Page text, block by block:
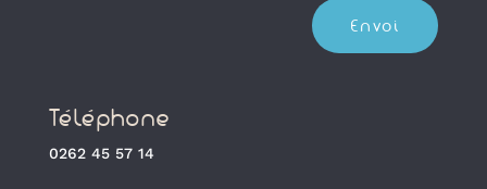
Envoi
Téléphone
0262 45 57 14